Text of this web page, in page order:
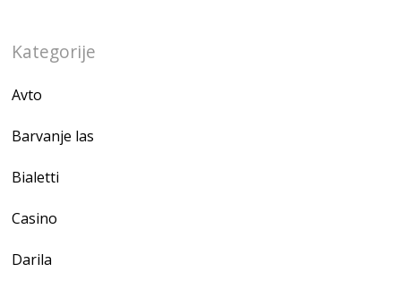
Kategorije
Avto
Barvanje las
Bialetti
Casino
Darila